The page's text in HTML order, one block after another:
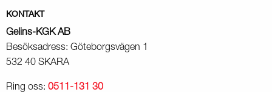
KONTAKT
Gelins-KGK AB
Besöksadress: Göteborgsvägen 1
532 40 SKARA
Ring oss: 0511-131 30